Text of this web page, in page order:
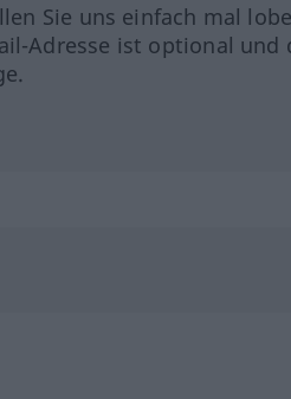
Sie uns einfach mal
Adresse ist optional und